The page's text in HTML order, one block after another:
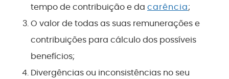
tempo de contribuição e da carência;
O valor de todas as suas remunerações e
contribuições para cálculo dos possíveis
benefícios;
Divergências ou inconsistências no seu